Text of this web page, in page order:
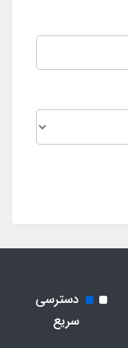
دسترسی
سریع